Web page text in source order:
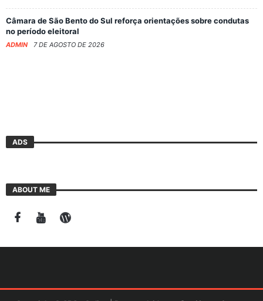
Câmara de São Bento do Sul reforça orientações sobre condutas
no período eleitoral
ADMIN 7 DE AGOSTO DE 2026
ADS
ABOUT ME